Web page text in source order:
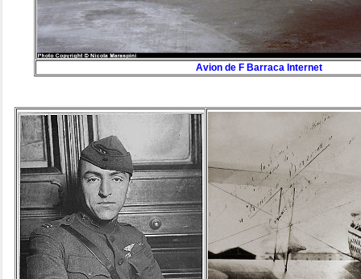
Avion de F Barraca Internet